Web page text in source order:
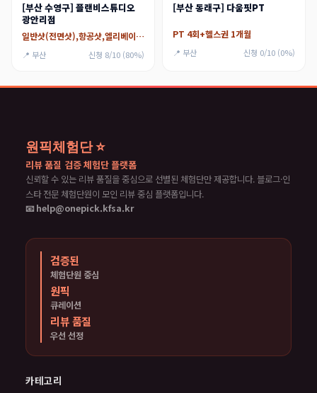
[부산 수영구] 플랜비스튜디오
광안리점
일반샷(전면샷),항공샷,엘리베이터샷
📍 부산 신청 8/10 (80%)
[부산 동래구] 다움핏PT
PT 4회+헬스권 1개월
📍 부산 신청 0/10 (0%)
원픽체험단 ⭐
리뷰 품질 검증 체험단 플랫폼
신뢰할 수 있는 리뷰 품질을 중심으로 선별된 체험단만 제공합니다. 블로그·인
스타 전문 체험단원이 모인 리뷰 중심 플랫폼입니다.
📧 help@onepick.kfsa.kr
검증된
체험단원 중심
원픽
큐레이션
리뷰 품질
우선 선정
카테고리